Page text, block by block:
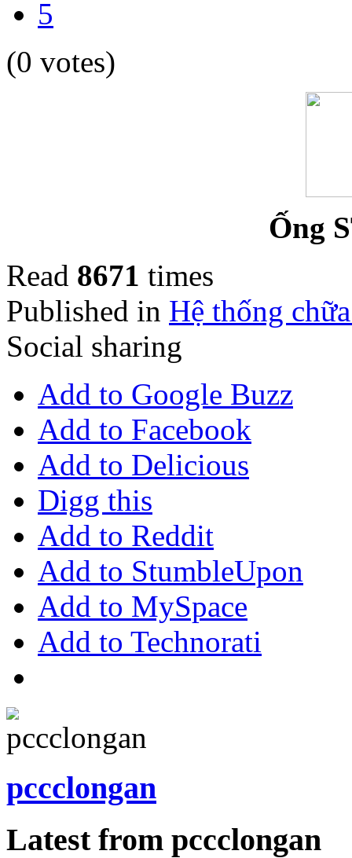
5
(0 votes)
Ống
Read 8671 times
Published in Hệ thống
Social sharing
Add to Google Buzz
Add to Facebook
Add to Delicious
Digg this
Add to Reddit
Add to StumbleUpon
Add to MySpace
Add to Technorati
pccclongan
Latest from pccclongan